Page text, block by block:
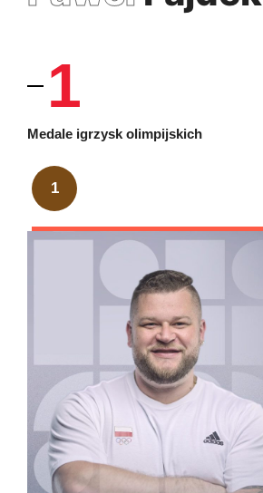
1
Medale igrzysk olimpijskich
1